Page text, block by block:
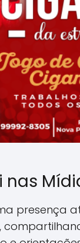
nas
presença